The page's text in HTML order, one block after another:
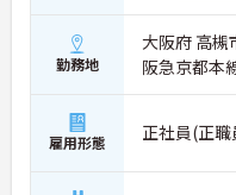
勤務地
大阪府 高槻
阪急京都本
雇用形態 正社員(正職